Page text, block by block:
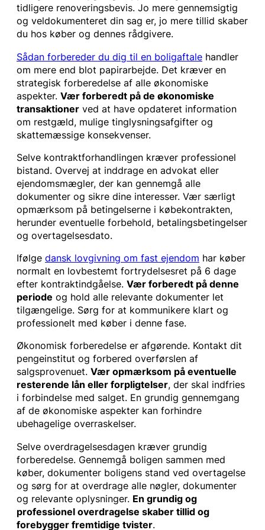
tidligere renoveringsbevis. Jo mere gennemsigtig
og veldokumenteret din sag er, jo mere tillid skaber
du hos køber og dennes rådgivere.
Sådan forbereder du dig til en boligaftale handler
om mere end blot papirarbejde. Det kræver en
strategisk forberedelse af alle økonomiske
aspekter. Vær forberedt på de økonomiske
transaktioner ved at have opdateret information
om restgæld, mulige tinglysningsafgifter og
skattemæssige konsekvenser.
Selve kontraktforhandlingen kræver professionel
bistand. Overvej at inddrage en advokat eller
ejendomsmægler, der kan gennemgå alle
dokumenter og sikre dine interesser. Vær særligt
opmærksom på betingelserne i købekontrakten,
herunder eventuelle forbehold, betalingsbetingelser
og overtagelsesdato.
Ifølge dansk lovgivning om fast ejendom har køber
normalt en lovbestemt fortrydelsesret på 6 dage
efter kontraktindgåelse. Vær forberedt på denne
periode og hold alle relevante dokumenter let
tilgængelige. Sørg for at kommunikere klart og
professionelt med køber i denne fase.
Økonomisk forberedelse er afgørende. Kontakt dit
pengeinstitut og forbered overførslen af
salgsprovenuet. Vær opmærksom på eventuelle
resterende lån eller forpligtelser, der skal indfries
i forbindelse med salget. En grundig gennemgang
af de økonomiske aspekter kan forhindre
ubehagelige overraskelser.
Selve overdragelsesdagen kræver grundig
forberedelse. Gennemgå boligen sammen med
køber, dokumenter boligens stand ved overtagelse
og sørg for at overdrage alle nøgler, dokumenter
og relevante oplysninger. En grundig og
professionel overdragelse skaber tillid og
forebygger fremtidige tvister.